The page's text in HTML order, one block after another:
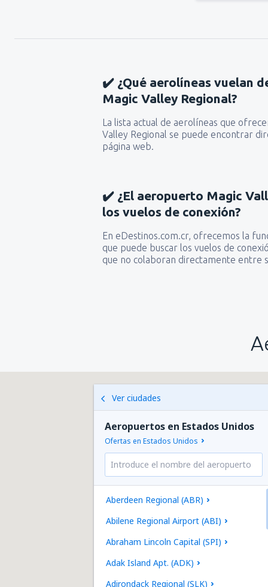
✔️ ¿Qué aerolíneas vuelan
Magic Valley Regional?
La lista actual de aerolíneas que
Valley Regional se puede encontrar
página web.
✔️ ¿El aeropuerto Magic
los vuelos de conexión?
En eDestinos.com.cr, ofrecemos la
que puede buscar los vuelos de
que no colaboran directamente entre
Ver ciudades
Aeropuertos en Estados Unidos
Ofertas en Estados Unidos
Aberdeen Regional (ABR)
Abilene Regional Airport (ABI)
Abraham Lincoln Capital (SPI)
Adak Island Apt. (ADK)
Adirondack Regional (SLK)